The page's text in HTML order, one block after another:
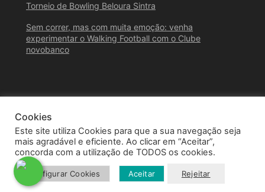
Torneio de Bowling Beloura Sintra
Sem correr, mas com muita emoção: venha
experimentar o Walking Football com o Clube
novobanco
© 2026 Clube novobanco – Todos os Direitos Reservados
Designed bySantana Digital & Design Studio
Cookies
Este site utiliza Cookies para que a sua navegação seja
mais agradável e eficiente. Ao clicar em “Aceitar”,
concorda com a utilização de TODOS os cookies.
Configurar Cookies Aceitar Rejeitar